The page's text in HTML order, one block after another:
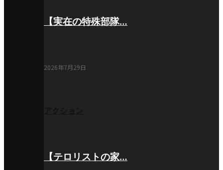
【実在の特殊部隊…
2026年7月29日
【テロリストの家…